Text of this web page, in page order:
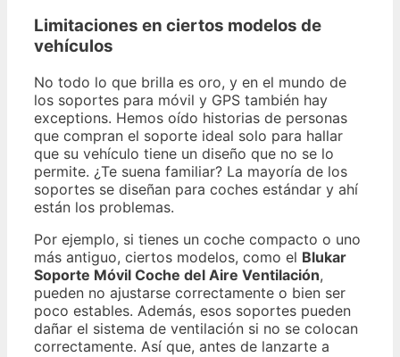
Limitaciones en ciertos modelos de
vehículos
No todo lo que brilla es oro, y en el mundo de
los soportes para móvil y GPS también hay
exceptions. Hemos oído historias de personas
que compran el soporte ideal solo para hallar
que su vehículo tiene un diseño que no se lo
permite. ¿Te suena familiar? La mayoría de los
soportes se diseñan para coches estándar y ahí
están los problemas.
Por ejemplo, si tienes un coche compacto o uno
más antiguo, ciertos modelos, como el Blukar
Soporte Móvil Coche del Aire Ventilación,
pueden no ajustarse correctamente o bien ser
poco estables. Además, esos soportes pueden
dañar el sistema de ventilación si no se colocan
correctamente. Así que, antes de lanzarte a